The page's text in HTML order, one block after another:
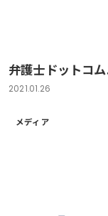
弁護士ドットコ
2021.01.26
メディア